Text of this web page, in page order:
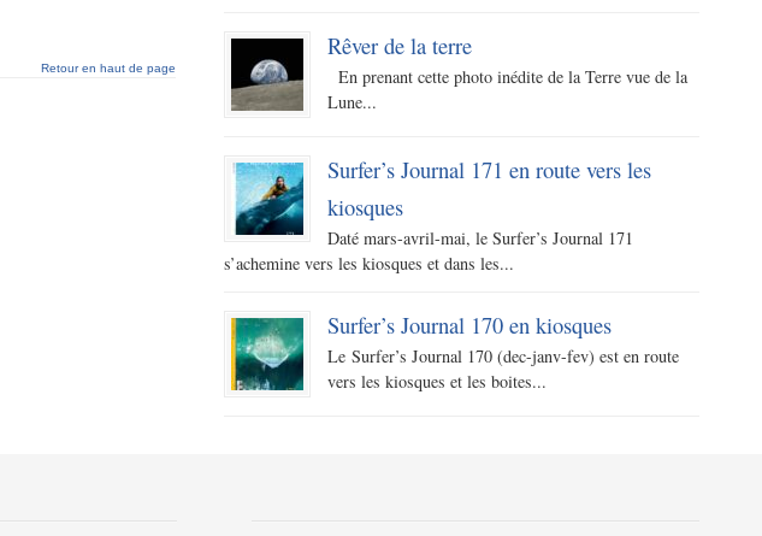
Retour en haut de page
Rêver de la terre
En prenant cette photo inédite de la Terre vue de la
Lune...
Surfer’s Journal 171 en route vers les
kiosques
Daté mars-avril-mai, le Surfer’s Journal 171
s’achemine vers les kiosques et dans les...
Surfer’s Journal 170 en kiosques
Le Surfer’s Journal 170 (dec-janv-fev) est en route
vers les kiosques et les boites...